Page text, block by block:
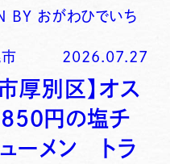
BY おがわひでいち
2026.07.27
厚別区】オス
850円の塩チ
ーメン トラ